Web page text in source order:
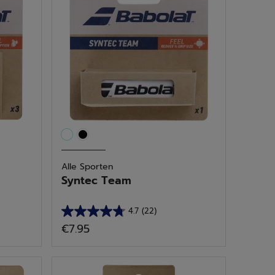
beoordelingen
Alle Sporten
Syntec Team
4.7 (22)
4.7
van
€7.95